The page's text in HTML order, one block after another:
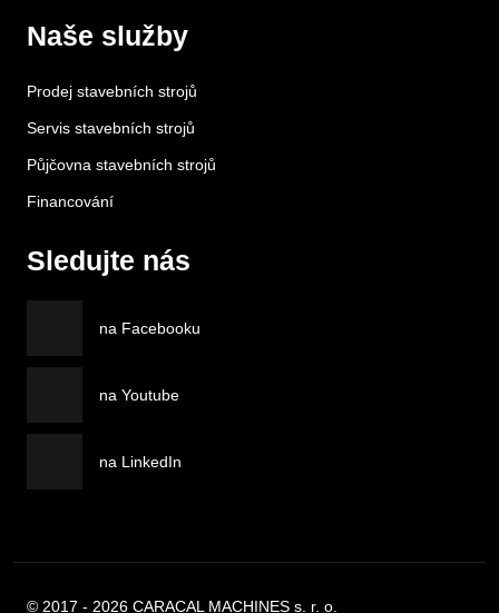
Naše služby
Prodej stavebních strojů
Servis stavebních strojů
Půjčovna stavebních strojů
Financování
Sledujte nás
na Facebooku
na Youtube
na LinkedIn
© 2017 - 2026 CARACAL MACHINES s. r. o.